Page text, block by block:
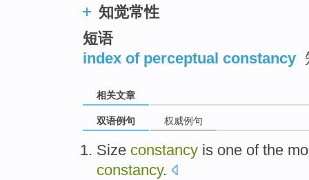
知觉常性
短语
index of perceptual constancy
相关文章
双语例句 权威例句
Size constancy is one of the
constancy.